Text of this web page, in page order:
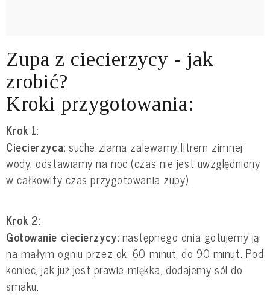
Zupa z ciecierzycy - jak
zrobić?
Kroki przygotowania:
Krok 1:
Ciecierzyca:suche ziarna zalewamy litrem zimnej
wody, odstawiamy na noc (czas nie jest uwzględniony
w całkowity czas przygotowania zupy).
Krok 2:
Gotowanie ciecierzycy: następnego dnia gotujemy ją
na małym ogniu przez ok. 60 minut, do 90 minut. Pod
koniec, jak już jest prawie miękka, dodajemy sól do
smaku.